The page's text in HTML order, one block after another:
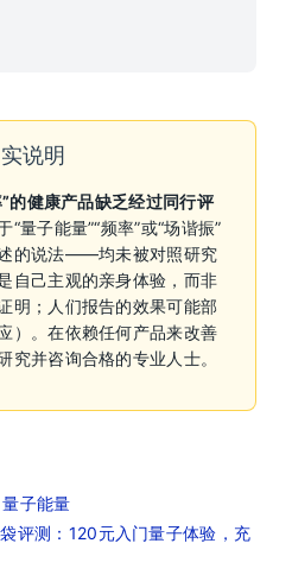
说明
的健康产品缺乏经过同行评
“量子能量”“频率”或“场谐振”
的说法——均未被对照研究
自己主观的亲身体验，而非
明；人们报告的效果可能部
）。在依赖任何产品来改善
究并咨询合格的专业人士。
量子能量
评测：120元入门量子体验，充